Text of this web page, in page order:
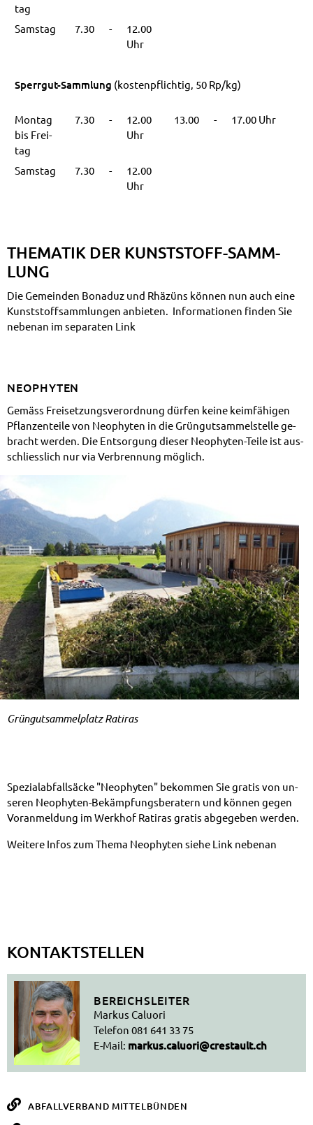
tag
Sams­tag 7.30 -
12.00
Uhr
Sperr­gut-Samm­lung (kos­ten­pflich­tig, 50 Rp/kg)
Mon­tag
bis Frei­
tag
7.30 -
12.00
Uhr
13.00 - 17.00 Uhr
Sams­tag 7.30 -
12.00
Uhr
THE­MA­TIK DER KUNST­STOFF-SAMM­
LUNG
Die Ge­mein­den Bonaduz und Rhäzüns kön­nen nun auch ei­ne
Kunst­stoff­samm­lun­gen an­bie­ten.
Infor­mationen fin­den Sie
ne­ben­an im se­pa­ra­ten Link
NEO­PHY­TEN
Ge­mäss Frei­set­zungs­ver­ord­nung dür­fen kei­ne keim­fä­hi­gen
Pflan­zen­tei­le von Neo­phy­ten in die Grün­gut­sam­mel­stel­le ge­
bracht wer­den. Die Ent­sor­gung die­ser Neo­phy­ten-Tei­le ist aus­
schliess­lich nur via Ver­bren­nung mög­lich.
Grün­gut­sam­mel­platz Ra­ti­ras
Spe­zi­al­ab­fall­sä­cke "Neo­phy­ten" be­kom­men Sie gra­tis von un­
se­ren Neo­phy­ten-Be­kämp­fungs­be­ra­tern und kön­nen ge­gen
Vor­an­mel­dung im Werk­hof Ra­ti­ras gra­tis ab­ge­ge­ben wer­den.
Wei­te­re In­fos zum The­ma Neo­phy­ten sie­he Link ne­ben­an
KONTAKTSTELLEN
BEREICHSLEITER
Markus Caluori
Telefon081 641 33 75
E-Mail: markus.caluori@crestault.ch
ABFALLVERBAND MITTELBÜNDEN